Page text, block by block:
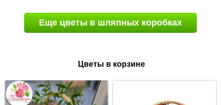
Еще цветы в шляпных коробках
Цветы в корзине